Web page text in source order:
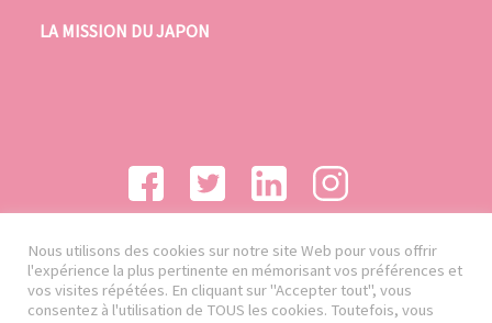
LA MISSION DU JAPON
Nous utilisons des cookies sur notre site Web pour vous offrir
l'expérience la plus pertinente en mémorisant vos préférences et
vos visites répétées. En cliquant sur "Accepter tout", vous
consentez à l'utilisation de TOUS les cookies. Toutefois, vous